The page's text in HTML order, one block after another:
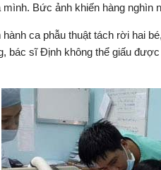
mình. Bức ảnh khiến hàng nghìn
ca phẫu thuật tách rời hai
bác sĩ Định không thể giấu